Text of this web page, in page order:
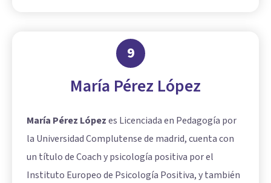
9
María Pérez López
María Pérez Lópezes Licenciada en Pedagogía por
la Universidad Complutense de madrid, cuenta con
un título de Coach y psicología positiva por el
Instituto Europeo de Psicología Positiva, y también